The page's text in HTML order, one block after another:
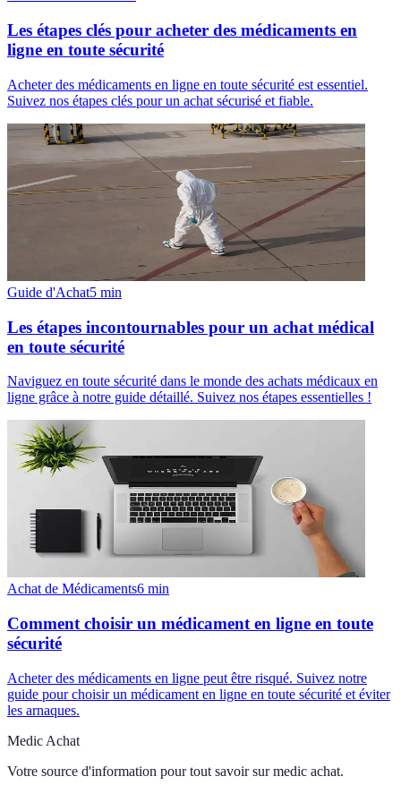
Les étapes clés pour acheter des médicaments en
ligne en toute sécurité
Acheter des médicaments en ligne en toute sécurité est essentiel.
Suivez nos étapes clés pour un achat sécurisé et fiable.
Guide d'Achat5 min
Les étapes incontournables pour un achat médical
en toute sécurité
Naviguez en toute sécurité dans le monde des achats médicaux en
ligne grâce à notre guide détaillé. Suivez nos étapes essentielles !
Achat de Médicaments6 min
Comment choisir un médicament en ligne en toute
sécurité
Acheter des médicaments en ligne peut être risqué. Suivez notre
guide pour choisir un médicament en ligne en toute sécurité et éviter
les arnaques.
Medic Achat
Votre source d'information pour tout savoir sur medic achat.